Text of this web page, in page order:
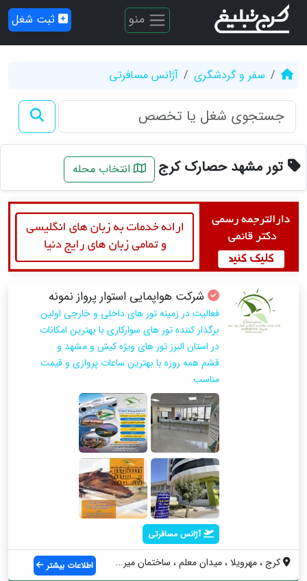
منو ثبت شغل
سفر و گردشگری آژانس مسافرتی
تور مشهد حصارک کرج انتخاب محله
شرکت هواپمایی استوار پرواز نمونه
فعالیت در زمینه تور های داخلی و خارجی اولین
برگذار کننده تور های سوارکاری با بهترین امکانات
در استان البرز تور های ویژه کیش و مشهد و
قشم همه روزه با بهترین ساعات پروازی و قیمت
مناسب
آژانس مسافرتی
کرج ، مهرویلا ، میدان معلم ، ساختمان میر... اطلاعات بیشتر